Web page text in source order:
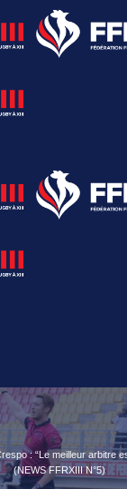
: “Le meilleur arbitre
(NEWS FFRXIII N°5)